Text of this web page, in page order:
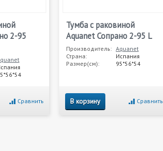
2-95
Сравнить
Тумба с раковиной
Aquanet Сопрано 2-95 L
Производитель: Aquanet
Страна:
Испания
Размер(см):
95*56*54
В корзину Сравнить